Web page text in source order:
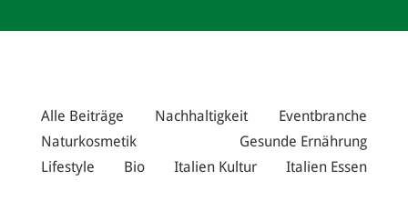
Alle Beiträge Nachhaltigkeit
Eventbranche
Naturkosmetik
Gesunde Ernährung
Lifestyle
Bio Italien Kultur Italien Essen